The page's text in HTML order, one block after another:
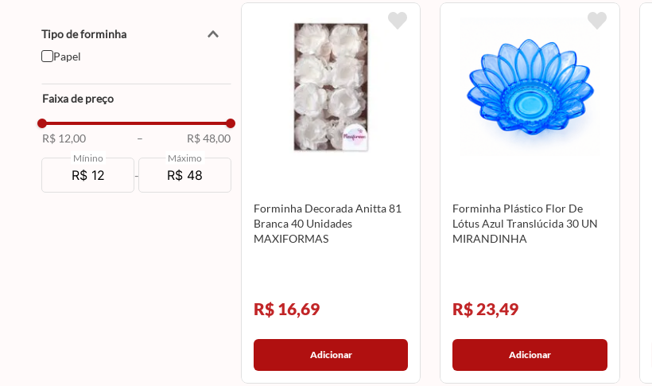
Tipo de forminha
Papel
Faixa de preço
R$ 12,00 – R$ 48,00
Mínino
-
Máximo
Forminha Decorada Anitta 81
Branca 40 Unidades
MAXIFORMAS
R$ 16,69
Adicionar
Forminha Plástico Flor De
Lótus Azul Translúcida 30 UN
MIRANDINHA
R$ 23,49
Adicionar